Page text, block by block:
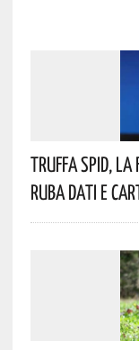
Truffa Spid, La
Ruba Dati E